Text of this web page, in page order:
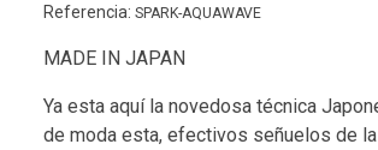
Referencia: SPARK-AQUAWAVE
MADE IN JAPAN
Ya esta aquí la novedosa técnica
de moda esta, efectivos señuelos de